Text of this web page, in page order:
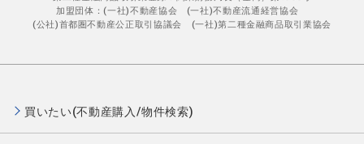
加盟団体：(一社)不動産協会 (一社)不動産流通経営協会
(公社)首都圏不動産公正取引協議会 (一社)第二種金融商品取引業協会
買いたい(不動産購入/物件検索)